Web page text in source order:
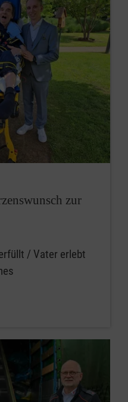
zur
/ Vater erlebt